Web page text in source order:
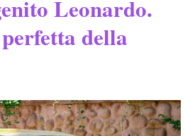
Leonardo.
della